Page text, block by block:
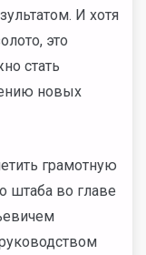
И хотя
это
стать
новых
грамотную
штаба во главе